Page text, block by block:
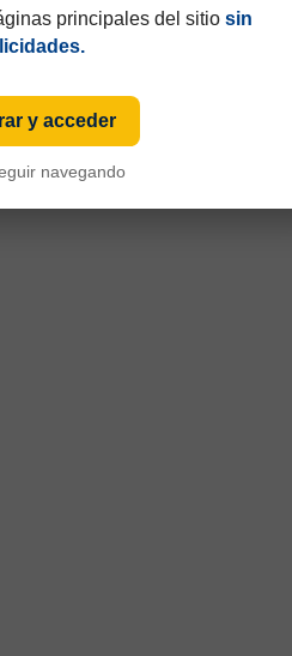
no fijos. Esa información aparecía sólo
y, cuando ese dato está
principales del sitio sin
y acceder
navegando